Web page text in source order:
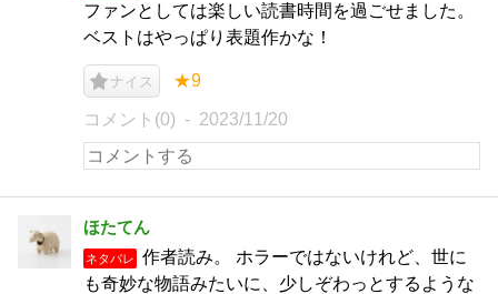
ファンとしては楽しい読書時間を過ごせました。
ベストはやっぱり表題作かな！
ナイス ★9
コメント(0) 2023/11/20
ほたてん
ネタバレ
作者読み。 ホラーではないけれど、世に
も奇妙な物語みたいに、少しぞわっとするような